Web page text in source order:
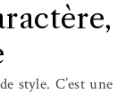
style. C’est une